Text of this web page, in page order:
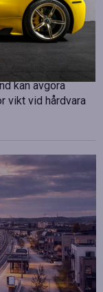
för e-
till en
kan avgöra
vikt vid hårdvara